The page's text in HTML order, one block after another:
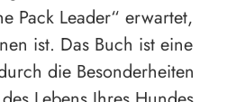
Pack Leader“ erwartet,
ist. Das Buch ist eine
die Besonderheiten